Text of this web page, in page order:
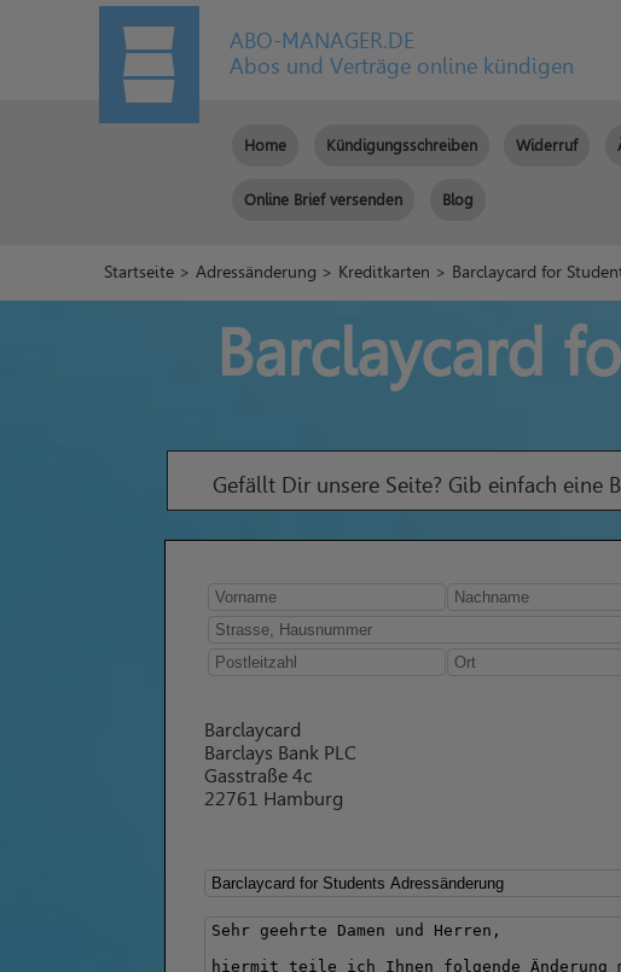
ABO-MANAGER.DE
Abos und Verträge online kündigen
Home Kündigungsschreiben Widerruf
Online Brief versenden Blog
Startseite >Adressänderung > Kreditkarten > Barclaycard for
Barclaycard
Gefällt Dir unsere Seite? Gib einfach eine
Barclaycard
Barclays Bank PLC
Gasstraße 4c
22761 Hamburg